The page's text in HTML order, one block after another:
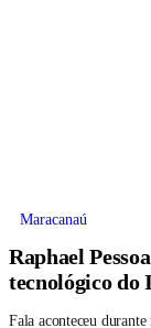
Maracanaú
Raphael
tecnológico do
Fala aconteceu